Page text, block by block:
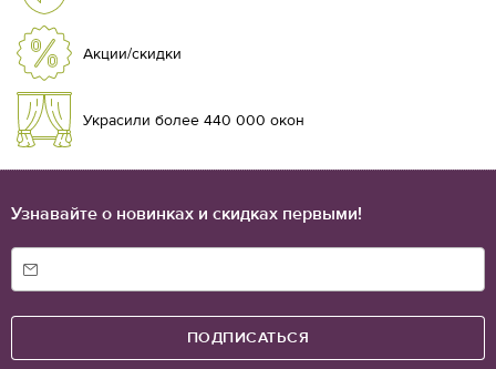
Акции/скидки
Украсили более 440 000 окон
Узнавайте о новинках и скидках первыми!
ПОДПИСАТЬСЯ